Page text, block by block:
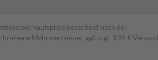
berechnet nach der
Mehrwertsteuer, ggf. zzgl. 3,95 €